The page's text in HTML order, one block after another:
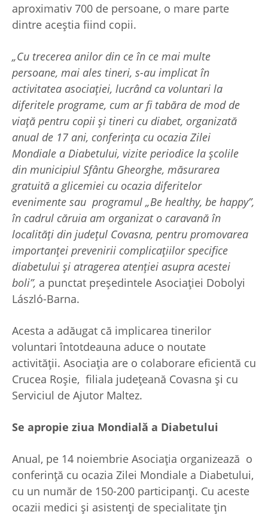
aproximativ 700 de persoane, o mare parte
dintre aceștia fiind copii.
„Cu trecerea anilor din ce în ce mai multe
persoane, mai ales tineri, s-au implicat în
activitatea asociației, lucrând ca voluntari la
diferitele programe, cum ar fi tabăra de mod de
viață pentru copii și tineri cu diabet, organizată
anual de 17 ani, conferința cu ocazia Zilei
Mondiale a Diabetului, vizite periodice la școlile
din municipiul Sfântu Gheorghe, măsurarea
gratuită a glicemiei cu ocazia diferitelor
evenimente sau programul „Be healthy, be happy”,
în cadrul căruia am organizat o caravană în
localități din județul Covasna, pentru promovarea
importanței prevenirii complicațiilor specifice
diabetului și atragerea atenției asupra acestei
boli”, a punctat președintele Asociației Dobolyi
László-Barna.
Acesta a adăugat că implicarea tinerilor
voluntari întotdeauna aduce o noutate
activității. Asociația are o colaborare eficientă cu
Crucea Roșie, filiala județeană Covasna și cu
Serviciul de Ajutor Maltez.
Se apropie ziua Mondială a Diabetului
Anual, pe 14 noiembrie Asociația organizează o
conferință cu ocazia Zilei Mondiale a Diabetului,
cu un număr de 150-200 participanți. Cu aceste
ocazii medici și asistenți de specialitate țin